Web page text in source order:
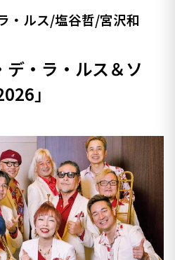
・ルス/塩谷哲/宮沢和
デ・ラ・ルス＆ソ
」